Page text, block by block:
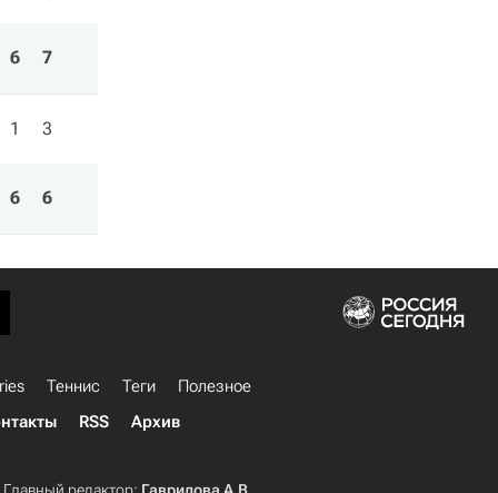
6 7
1 3
6 6
Теннис Теги
Полезное
RSS Архив